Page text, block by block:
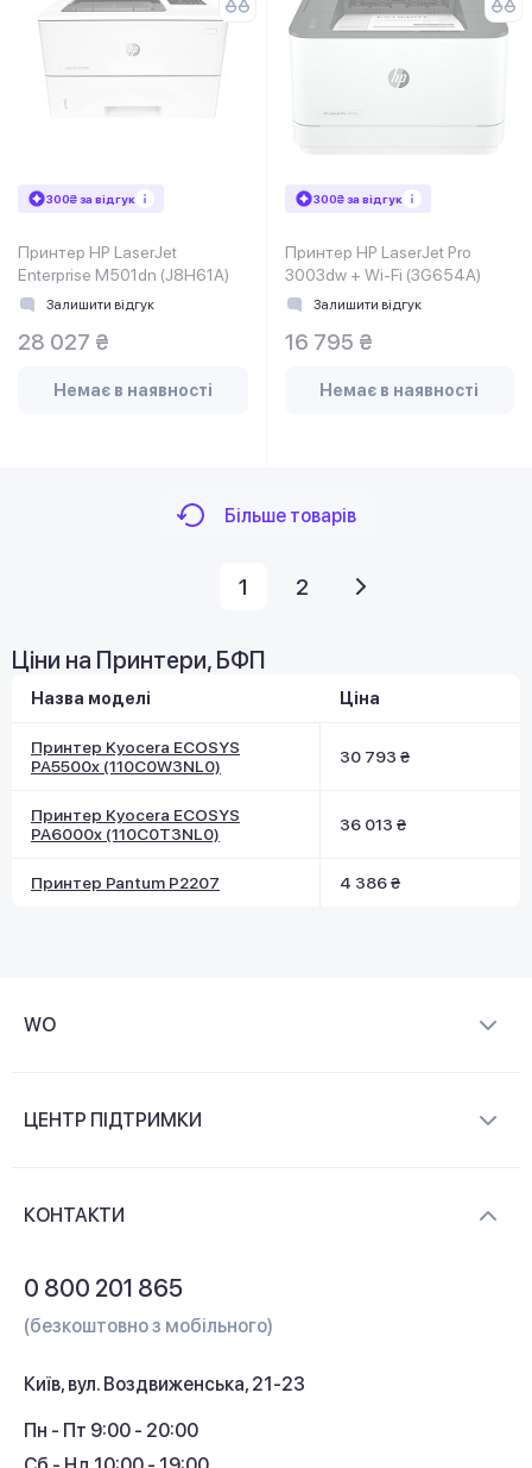
300₴ за відгук
Принтер HP LaserJet
Enterprise M501dn (J8H61A)
Залишити відгук
28 027 ₴
Немає в наявності
300₴ за відгук
Принтер HP LaserJet Pro
3003dw + Wi-Fi (3G654A)
Залишити відгук
16 795 ₴
Немає в наявності
Більше товарів
1 2
Ціни на Принтери, БФП
Назва моделі Ціна
Принтер Kyocera ECOSYS
PA5500x (110C0W3NL0)
30 793 ₴
Принтер Kyocera ECOSYS
PA6000x (110C0T3NL0)
36 013 ₴
Принтер Pantum P2207 4 386 ₴
WO
Контакти
ЦЕНТР ПІДТРИМКИ
Кешбек
КОНТАКТИ
0 800 201 865
(безкоштовно з мобільного)
Київ, вул. Воздвиженська, 21-23
Пн - Пт 9:00 - 20:00